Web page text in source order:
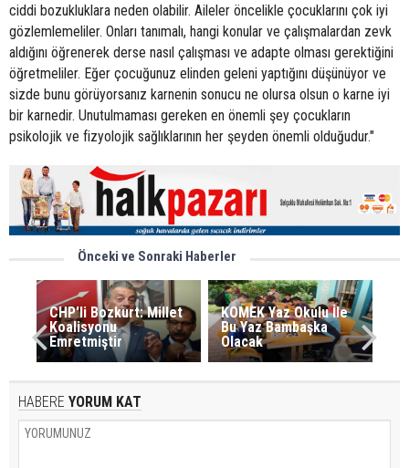
ciddi bozukluklara neden olabilir. Aileler öncelikle çocuklarını çok iyi
gözlemlemeliler. Onları tanımalı, hangi konular ve çalışmalardan zevk
aldığını öğrenerek derse nasıl çalışması ve adapte olması gerektiğini
öğretmeliler. Eğer çocuğunuz elinden geleni yaptığını düşünüyor ve
sizde bunu görüyorsanız karnenin sonucu ne olursa olsun o karne iyi
bir karnedir. Unutulmaması gereken en önemli şey çocukların
psikolojik ve fizyolojik sağlıklarının her şeyden önemli olduğudur."
Önceki ve Sonraki Haberler
CHP'li Bozkurt: Millet
Koalisyonu
Emretmiştir
KOMEK Yaz Okulu İle
Bu Yaz Bambaşka
Olacak
HABERE YORUM KAT